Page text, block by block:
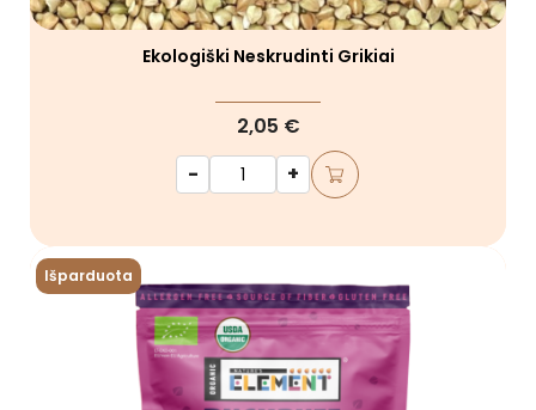
Ekologiški Neskrudinti Grikiai
2,05 €
-
+
Išparduota